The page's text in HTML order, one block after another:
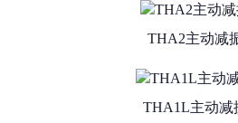
THA2主动减
THA1L主动减